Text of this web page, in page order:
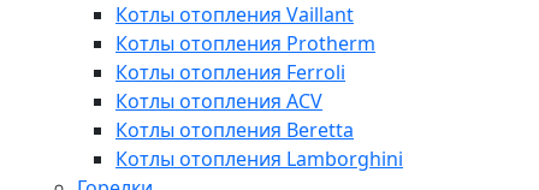
Котлы отопления Vaillant
Котлы отопления Protherm
Котлы отопления Ferroli
Котлы отопления ACV
Котлы отопления Beretta
Котлы отопления Lamborghini